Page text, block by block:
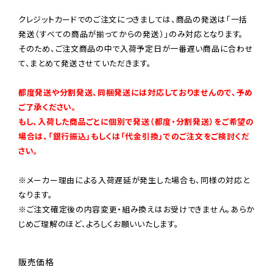
クレジットカードでのご注文につきましては、商品の発送は「一括
発送（すべての商品が揃ってからの発送）」のみ対応となります。
そのため、ご注文商品の中で入荷予定日が一番遅い商品に合わせ
て、まとめて発送させていただきます。
都度発送や分割発送、同梱発送には対応しておりませんので、予め
ご了承ください。
もし、入荷した商品ごとに個別で発送（都度・分割発送）をご希望の
場合は、「銀行振込」もしくは「代金引換」でのご注文をご検討くだ
さい。
※メーカー理由による入荷遅延が発生した場合も、同様の対応と
なります。
※ご注文確定後の内容変更・組み換えはお受けできません。あらか
じめご理解のほど、よろしくお願いいたします。